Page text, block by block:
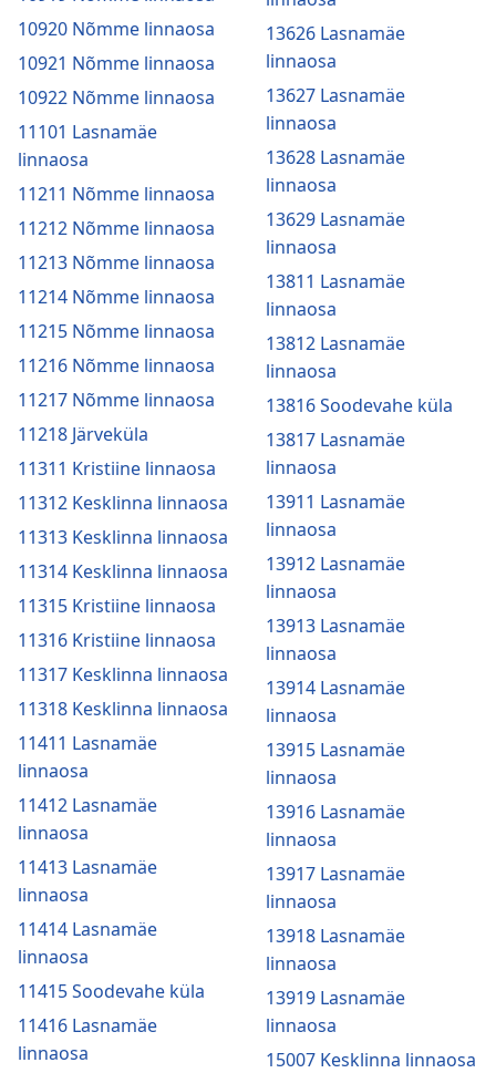
10920 Nõmme linnaosa
10921 Nõmme linnaosa
10922 Nõmme linnaosa
11101 Lasnamäe
linnaosa
11211 Nõmme linnaosa
11212 Nõmme linnaosa
11213 Nõmme linnaosa
11214 Nõmme linnaosa
11215 Nõmme linnaosa
11216 Nõmme linnaosa
11217 Nõmme linnaosa
11218 Järveküla
11311 Kristiine linnaosa
11312 Kesklinna linnaosa
11313 Kesklinna linnaosa
11314 Kesklinna linnaosa
11315 Kristiine linnaosa
11316 Kristiine linnaosa
11317 Kesklinna linnaosa
11318 Kesklinna linnaosa
11411 Lasnamäe
linnaosa
11412 Lasnamäe
linnaosa
11413 Lasnamäe
linnaosa
11414 Lasnamäe
linnaosa
11415 Soodevahe küla
11416 Lasnamäe
linnaosa
13626 Lasnamäe
linnaosa
13627 Lasnamäe
linnaosa
13628 Lasnamäe
linnaosa
13629 Lasnamäe
linnaosa
13811 Lasnamäe
linnaosa
13812 Lasnamäe
linnaosa
13816 Soodevahe küla
13817 Lasnamäe
linnaosa
13911 Lasnamäe
linnaosa
13912 Lasnamäe
linnaosa
13913 Lasnamäe
linnaosa
13914 Lasnamäe
linnaosa
13915 Lasnamäe
linnaosa
13916 Lasnamäe
linnaosa
13917 Lasnamäe
linnaosa
13918 Lasnamäe
linnaosa
13919 Lasnamäe
linnaosa
15007 Kesklinna linnaosa